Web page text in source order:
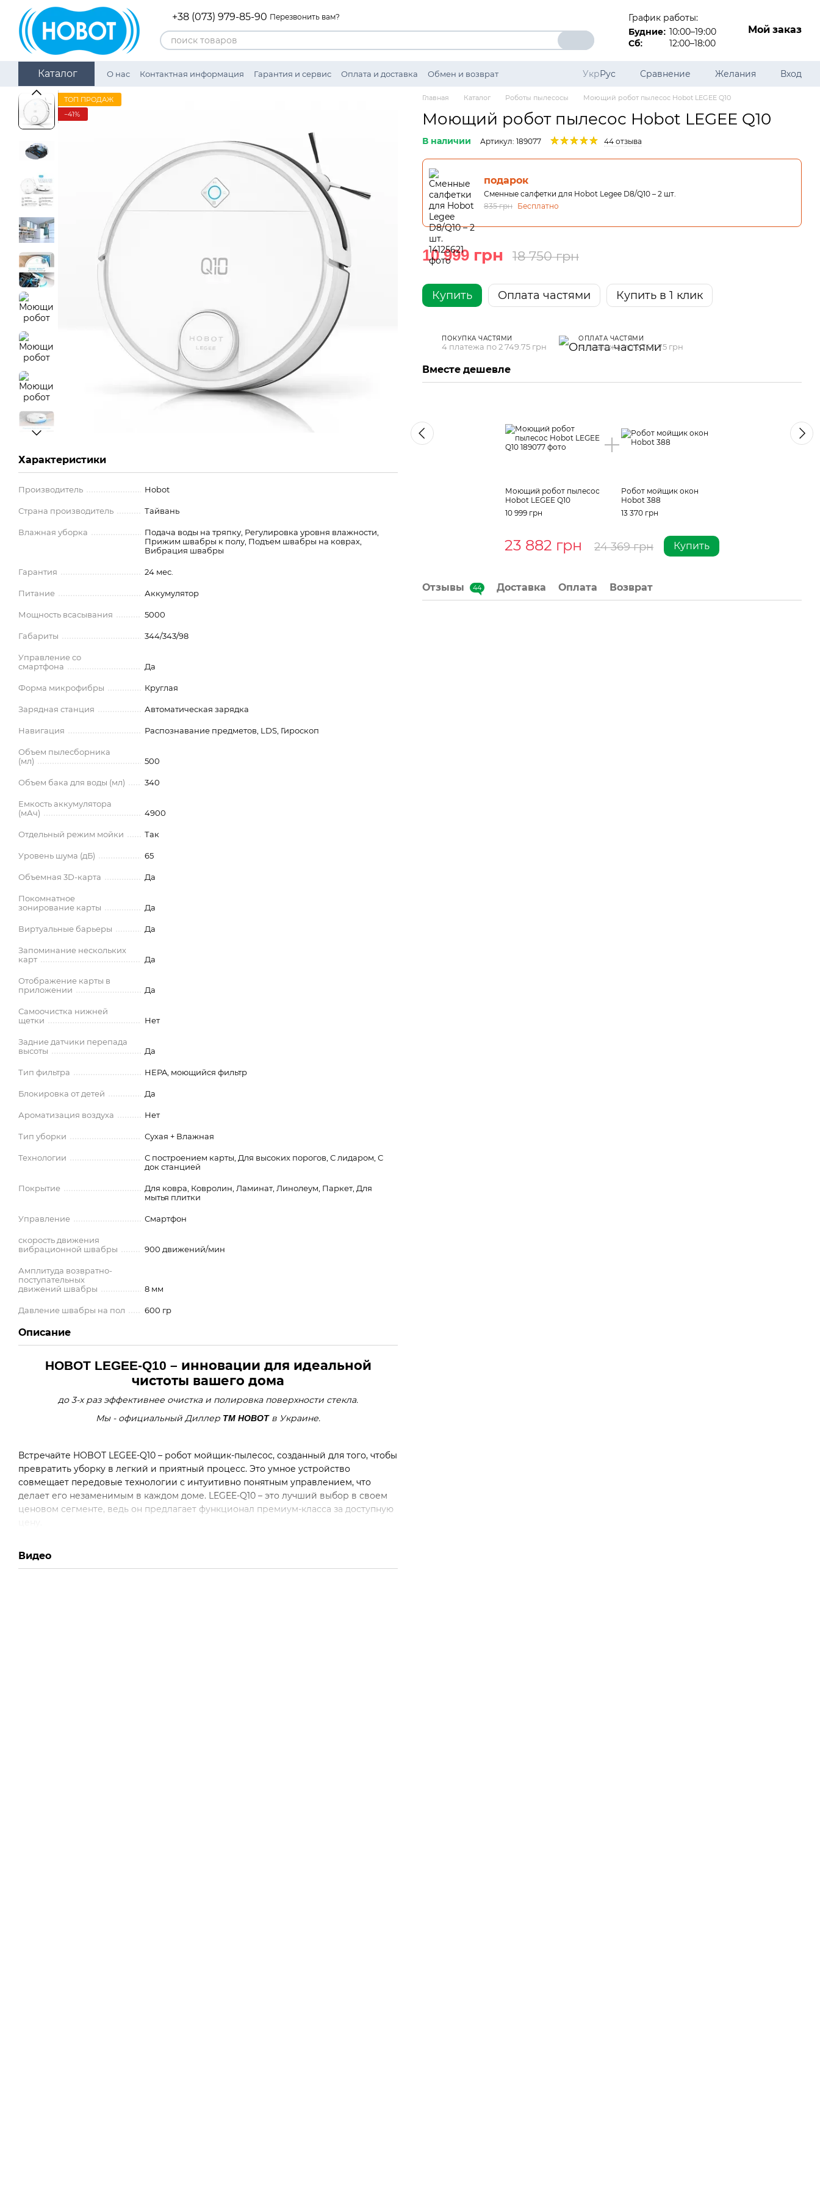
Перейти к основному контенту
+38 (073) 979-85-90 Перезвонить вам? График работы:
Будние: 10:00–19:00
Сб: 12:00–18:00
Мой заказ
Каталог О нас Контактная информация Гарантия и сервис Оплата и доставка
Обмен и возврат
УкрРус Сравнение Желания Вход
ТОП ПРОДАЖ
−41%
Характеристики
Производитель Hobot
Страна производитель Тайвань
Влажная уборка
Подача воды на тряпку, Регулировка уровня влажности,
Прижим швабры к полу, Подъем швабры на коврах,
Вибрация швабры
Гарантия 24 мес.
Питание Аккумулятор
Мощность всасывания 5000
Габариты 344/343/98
Управление со
смартфона
Да
Форма микрофибры Круглая
Зарядная станция Автоматическая зарядка
Навигация Распознавание предметов, LDS, Гироскоп
Объем пылесборника
(мл)
500
Объем бака для воды (мл) 340
Емкость аккумулятора
(мАч)
4900
Отдельный режим мойки Так
Уровень шума (дБ) 65
Объемная 3D-карта Да
Покомнатное
зонирование карты
Да
Виртуальные барьеры Да
Запоминание нескольких
карт
Да
Отображение карты в
приложении
Да
Самоочистка нижней
щетки
Нет
Задние датчики перепада
высоты
Да
Тип фильтра HEPA, моющийся фильтр
Блокировка от детей Да
Ароматизация воздуха Нет
Тип уборки Сухая + Влажная
Технологии
С построением карты, Для высоких порогов, С лидаром, С
док станцией
Покрытие
Для ковра, Ковролин, Ламинат, Линолеум, Паркет, Для
мытья плитки
Управление Смартфон
скорость движения
вибрационной швабры
900 движений/мин
Амплитуда возвратно-
поступательных
движений швабры
8 мм
Давление швабры на пол 600 гр
Описание
HOBOT LEGEE-Q10 – инновации для идеальной
чистоты вашего дома
до 3-х раз эффективнее очистка и полировка поверхности стекла.
Мы - официальный Диллер TM HOBOT в Украине.
Встречайте HOBOT LEGEE-Q10 – робот мойщик-пылесос, созданный для того, чтобы
превратить уборку в легкий и приятный процесс. Это умное устройство
совмещает передовые технологии с интуитивно понятным управлением, что
делает его незаменимым в каждом доме. LEGEE-Q10 – это лучший выбор в своем
ценовом сегменте, ведь он предлагает функционал премиум-класса за доступную
Видео
Главная Каталог Роботы пылесосы Моющий робот пылесос Hobot LEGEE Q10
Моющий робот пылесос Hobot LEGEE Q10
В наличии Артикул: 189077 44 отзыва
подарок
Сменные салфетки для Hobot Legee D8/Q10 – 2 шт.
835 грн Бесплатно
10 999 грн 18 750 грн
Купить Оплата частями Купить в 1 клик
ПОКУПКА ЧАСТЯМИ
4 платежа по 2 749.75 грн
ОПЛАТА ЧАСТЯМИ
4 платежа по 2 749.75 грн
Вместе дешевле
Моющий робот пылесос
Hobot LEGEE Q10
10 999 грн
Робот мойщик окон
Hobot 388
13 370 грн
23 882 грн 24 369 грн Купить
Отзывы 44 Доставка Оплата Возврат